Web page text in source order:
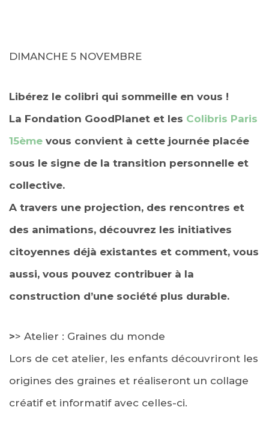
DIMANCHE 5 NOVEMBRE
Libérez le colibri qui sommeille en vous !
La Fondation GoodPlanet et les Colibris Paris
15ème vous convient à cette journée placée
sous le signe de la transition personnelle et
collective.
A travers une projection, des rencontres et
des animations, découvrez les initiatives
citoyennes déjà existantes et comment, vous
aussi, vous pouvez contribuer à la
construction d’une société plus durable.
>> Atelier : Graines du monde
Lors de cet atelier, les enfants découvriront les
origines des graines et réaliseront un collage
créatif et informatif avec celles-ci.